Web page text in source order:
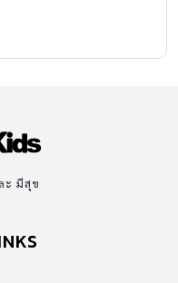
ารพัฒนาเพิ่มขึ้น หรือกรณีที่
ม เข็มขัดจะช่วยลดแรงกด
เดือนที่ 6 ขึ้นไปแต่ทั้งนี้ทั้ง
ะคนมีการพัฒนาการของ
3464 799
ะ มีสุข